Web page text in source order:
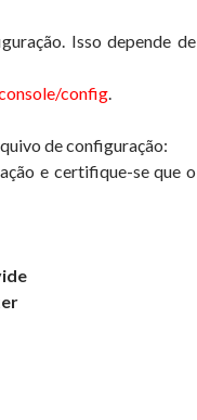
Isso depende de
config.
de configuração:
e certifique-se que o